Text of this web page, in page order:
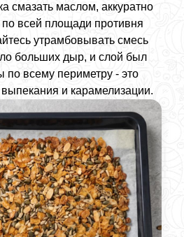
смазать маслом, аккуратно
всей площади противня
утрамбовывать смесь
больших дыр, и слой был
по всему периметру - это
и карамелизации.